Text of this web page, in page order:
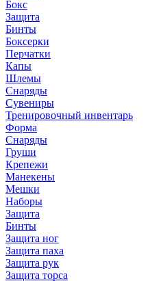
Бокс
Защита
Бинты
Боксерки
Перчатки
Капы
Шлемы
Снаряды
Сувениры
Тренировочный инвентарь
Форма
Снаряды
Груши
Крепежи
Манекены
Мешки
Наборы
Защита
Бинты
Защита ног
Защита паха
Защита рук
Защита торса